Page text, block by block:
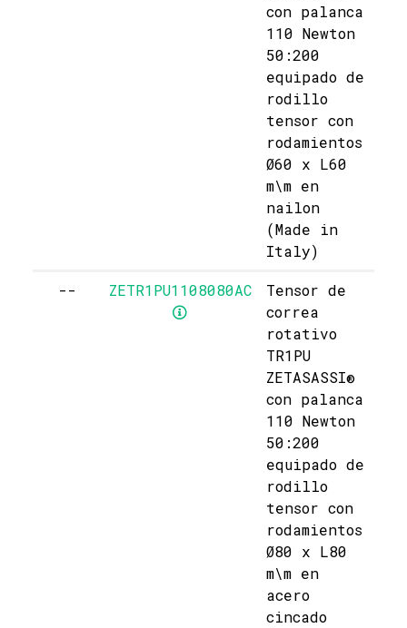
con palanca
110 Newton
50:200
equipado de
rodillo
tensor con
rodamientos
Ø60 x L60
m\m en
nailon
(Made in
Italy)
-- ZETR1PU1108080AC
Tensor de
correa
rotativo
TR1PU
ZETASASSI®
con palanca
110 Newton
50:200
equipado de
rodillo
tensor con
rodamientos
Ø80 x L80
m\m en
acero
cincado